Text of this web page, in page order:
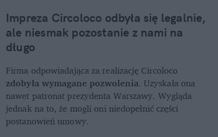
Impreza Circoloco odbyła się legalnie,
ale niesmak pozostanie z nami na
długo
zdobyła wymagane pozwolenia. Uzyskała ona
nawet patronat prezydenta Warszawy. Wygląda
jednak na to, że mogli oni niedopełnić części
postanowień umowy.